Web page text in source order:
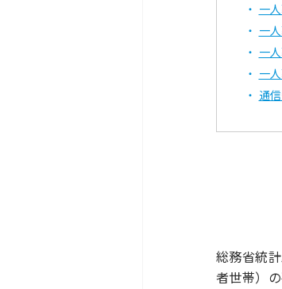
一
一
一
一
通
総務省統
者世帯）